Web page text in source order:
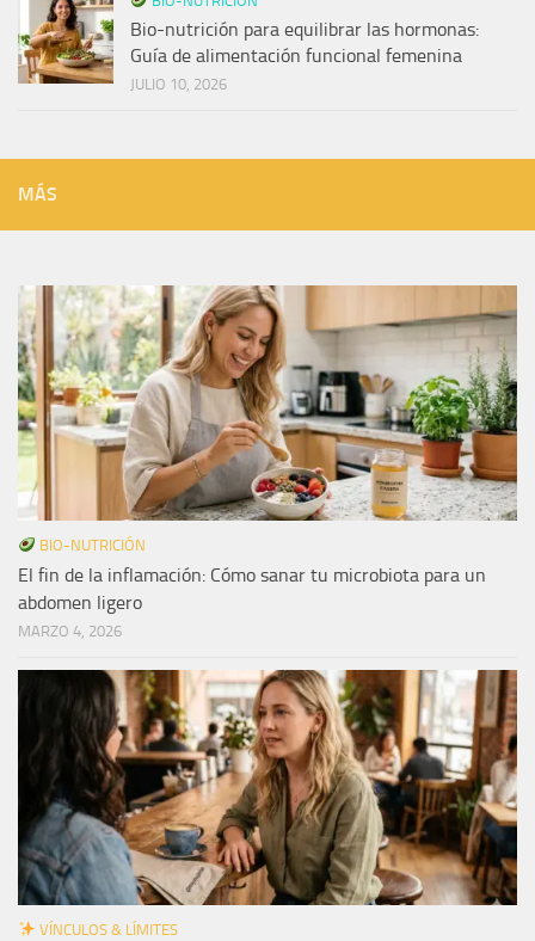
Bio-nutrición para equilibrar las hormonas:
Guía de alimentación funcional femenina
JULIO 10, 2026
MÁS
BIO-NUTRICIÓN
El fin de la inflamación: Cómo sanar tu microbiota para un
abdomen ligero
MARZO 4, 2026
VÍNCULOS & LÍMITES